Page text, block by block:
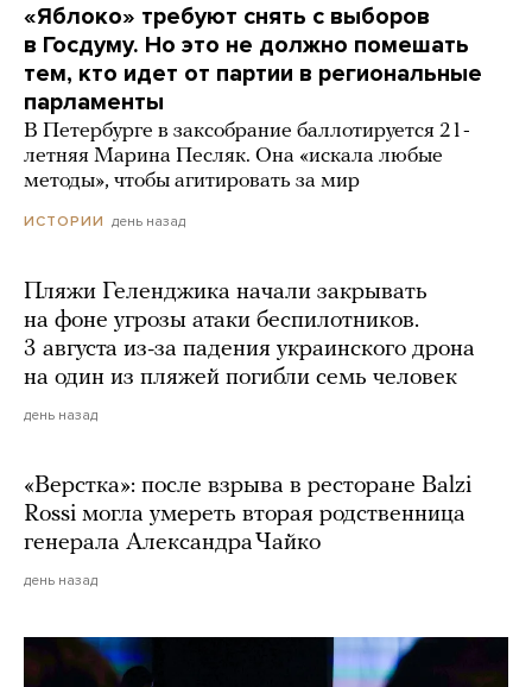
«Яблоко» требуют снять с выборов
в Госдуму. Но это не должно помешать
тем, кто идет от партии в региональные
парламенты
В Петербурге в заксобрание баллотируется 21-
летняя Марина Песляк. Она «искала любые
методы», чтобы агитировать за мир
ИСТОРИИ день назад
Пляжи Геленджика начали закрывать
на фоне угрозы атаки беспилотников.
3 августа из-за падения украинского дрона
на один из пляжей погибли семь человек
день назад
«Верстка»: после взрыва в ресторане Balzi
Rossi могла умереть вторая родственница
генерала Александра Чайко
день назад